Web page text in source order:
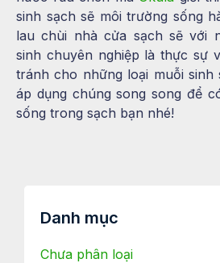
sinh sạch sẽ môi trường sống
lau chùi nhà cửa sạch sẽ với
sinh chuyên nghiệp là thực sự
tránh cho những loại muỗi sinh
áp dụng chúng song song để
sống trong sạch bạn nhé!
Danh mục
Chưa phân loại